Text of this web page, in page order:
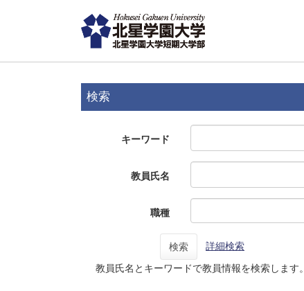
検索
キーワード
教員氏名
職種
検索 詳細検索
教員氏名とキーワードで教員情報を検索します。